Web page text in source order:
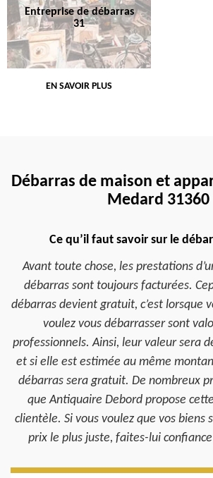
Entreprise de débarras
31
EN SAVOIR PLUS
Débarras de maison et
Medard 31360
Ce qu’il faut savoir sur le
Avant toute chose, les prestations
débarras sont toujours facturées.
débarras devient gratuit, c’est lorsque
voulez vous débarrasser sont
professionnels. Ainsi, leur valeur sera
et si elle est estimée au même
débarras sera gratuit. De nombreux
que Antiquaire Debord propose
clientèle. Si vous voulez que vos biens
prix le plus juste, faites-lui